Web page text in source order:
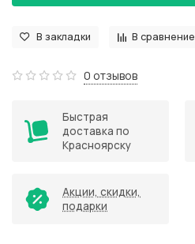
В закладки В сравнение
0 отзывов
Быстрая
доставка по
Красноярску
Акции, скидки,
подарки